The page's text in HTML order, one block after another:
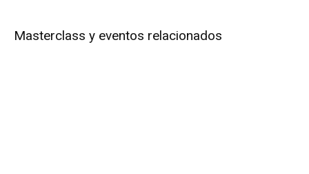
Masterclass y eventos relacionados